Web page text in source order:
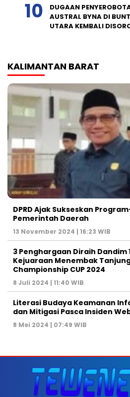
DUGAAN
AUSTRAL BYNA DI
UTARA KEMBALI
KALIMANTAN BARAT
DPRD Ajak Sukseskan
Pemerintah Daerah
13 November 2024 | 16:23 WIB
3 Penghargaan Diraih Dandim
Kejuaraan Menembak
Championship CUP 2024
8 Juli 2024 | 11:40 WIB
Literasi Budaya Keamanan
dan Mitigasi Pasca Insiden
8 Mei 2024 | 07:49 WIB